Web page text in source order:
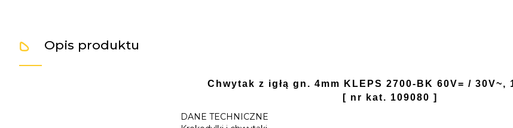
Opis produktu
Chwytak z igłą gn. 4mm KLEPS 2700-BK 60V= / 30V~,
[ nr kat. 109080 ]
DANE TECHNICZNE